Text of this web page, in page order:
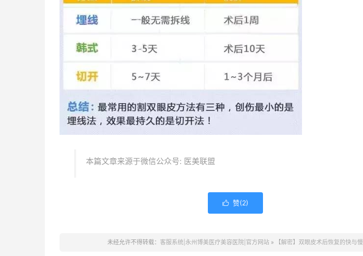
本篇文章来源于微信公众号: 医美联盟
 赞(2)
未经允许不得转载： 客服系统|永州博美医疗美容医院|官方网站 » 【解密】双眼皮术后恢复的快与慢